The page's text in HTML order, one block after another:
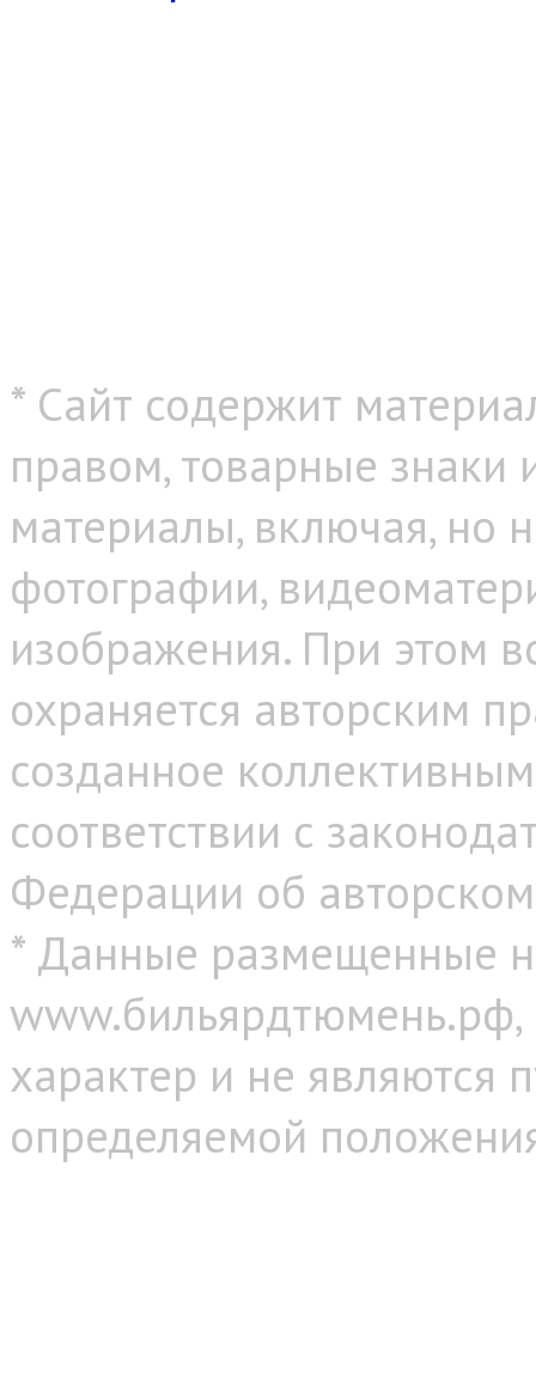
* Сайт содержит
правом, товарные
материалы, включая, но
фотографии,
изображения. При этом
охраняется авторским
созданное
соответствии с
Федерации об
* Данные размещенные
характер и не являются
определяемой